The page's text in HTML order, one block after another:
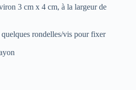
3 cm x 4 cm, à la largeur de
rondelles/vis pour fixer